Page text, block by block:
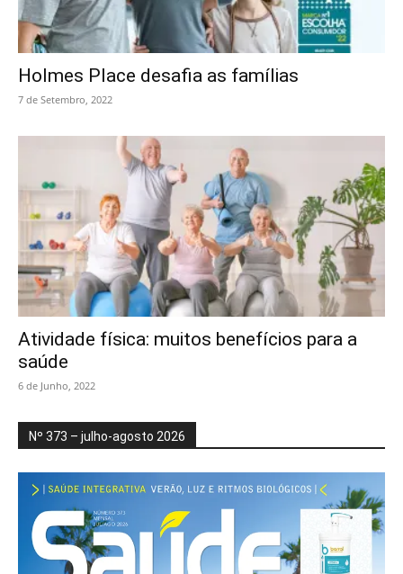
Holmes Place desafia as famílias
7 de Setembro, 2022
Atividade física: muitos benefícios para a
saúde
6 de Junho, 2022
Nº 373 – julho-agosto 2026